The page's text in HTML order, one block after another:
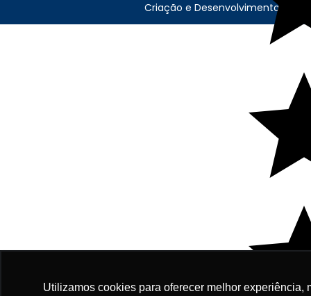
Utilizamos cookies para oferecer melhor
Criação e Desenvolvimento